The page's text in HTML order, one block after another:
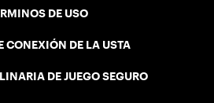
DE USO
CONEXIÓN DE LA USTA
DE JUEGO SEGURO